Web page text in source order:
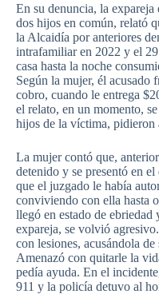
En su denuncia, la
dos hijos en común, relató
la Alcaidía por anteriores
intrafamiliar en 2022 y el
casa hasta la noche
Según la mujer, él acusado
cobro, cuando le entrega
el relato, en un momento,
hijos de la víctima, pidieron
La mujer contó que,
detenido y se presentó en
que el juzgado le había
conviviendo con ella hasta
llegó en estado de ebriedad
expareja, se volvió
con lesiones, acusándola de
Amenazó con quitarle la
pedía ayuda. En el
911 y la policía detuvo al